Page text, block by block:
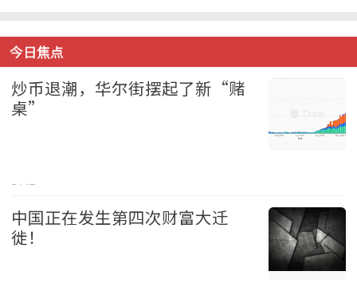
今日焦点
炒币退潮，华尔街摆起了新“赌
桌”
财经 2026-08-09
中国正在发生第四次财富大迁
徙！